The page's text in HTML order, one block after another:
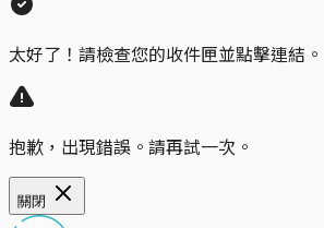
太好了！請檢查您的收件匣並點擊連結。
抱歉，出現錯誤。請再試一次。
關閉